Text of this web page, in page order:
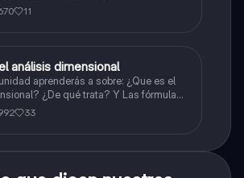
11
análisis dimensional
aprenderás a sobre: ¿Que es el
¿De qué trata? Y Las fórmulas
fundamentales y derivadas.
33